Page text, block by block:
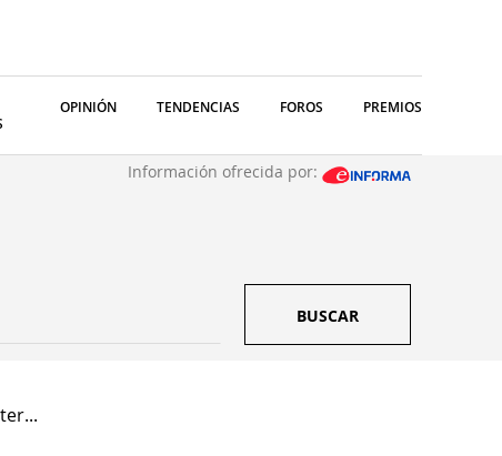
OPINIÓN TENDENCIAS FOROS PREMIOS
Información ofrecida por:
BUSCAR